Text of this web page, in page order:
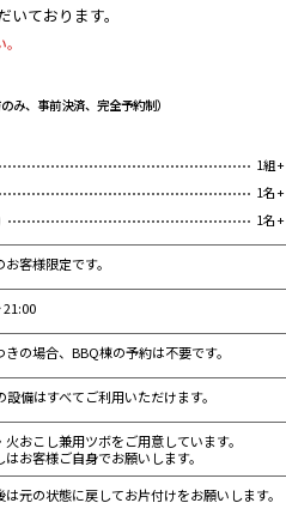
ております。
のみ、事前決済、完全予約制）
1組 +
1名 +
1名 +
お客様限定です。
21:00
きの場合、BBQ棟の予約は不要です。
設備はすべてご利用いただけます。
火おこし兼用ツボをご用意しています。
はお客様ご自身でお願いします。
は元の状態に戻してお片付けをお願いします。